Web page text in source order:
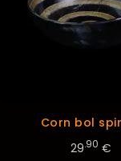
Corn bol
29.90 €